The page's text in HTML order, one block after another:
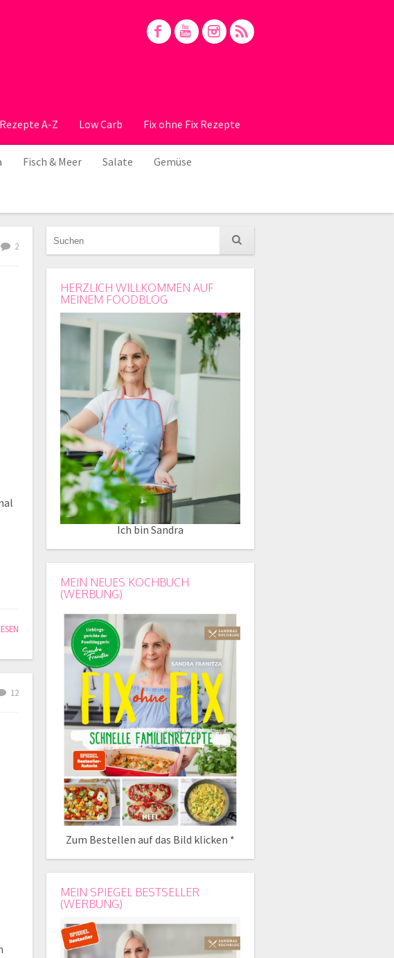
Rezepte A-Z Low Carb Fix ohne Fix Rezepte
Fisch & Meer Salate Gemüse
2
12
HERZLICH WILLKOMMEN AUF
MEINEM FOODBLOG
Ich bin Sandra
MEIN NEUES KOCHBUCH
(WERBUNG)
Zum Bestellen auf das Bild klicken *
MEIN SPIEGEL BESTSELLER
(WERBUNG)